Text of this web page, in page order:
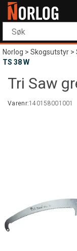
Norlog>Skogsutstyr>
TS 38 W
Tri Saw
Varenr:140158001001